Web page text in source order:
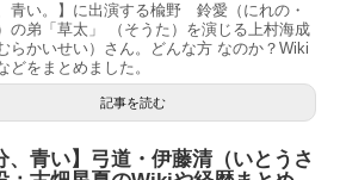
、青い。】に出演する楡野 鈴愛（にれの・
の弟「草太」 （そうた）を演じる上村海成
らかいせい）さん。どんな方 なのか？Wiki
どをまとめました。
記事を読む
、青い】弓道・伊藤清（いとうさ